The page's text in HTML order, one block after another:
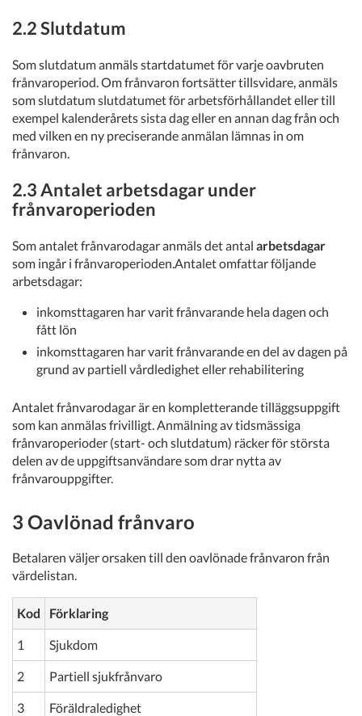
2.2 Slutdatum
Som slutdatum anmäls startdatumet för varje oavbruten
frånvaroperiod. Om frånvaron fortsätter tillsvidare, anmäls
som slutdatum slutdatumet för arbetsförhållandet eller till
exempel kalenderårets sista dag eller en annan dag från och
med vilken en ny preciserande anmälan lämnas in om
frånvaron.
2.3 Antalet arbetsdagar under
frånvaroperioden
Som antalet frånvarodagar anmäls det antal arbetsdagar
som ingår i frånvaroperioden.Antalet omfattar följande
arbetsdagar:
inkomsttagaren har varit frånvarande hela dagen och
fått lön
inkomsttagaren har varit frånvarande en del av dagen på
grund av partiell vårdledighet eller rehabilitering
Antalet frånvarodagar är en kompletterande tilläggsuppgift
som kan anmälas frivilligt. Anmälning av tidsmässiga
frånvaroperioder (start- och slutdatum) räcker för största
delen av de uppgiftsanvändare som drar nytta av
frånvarouppgifter.
3 Oavlönad frånvaro
Betalaren väljer orsaken till den oavlönade frånvaron från
värdelistan.
Kod Förklaring
1 Sjukdom
2 Partiell sjukfrånvaro
3 Föräldraledighet